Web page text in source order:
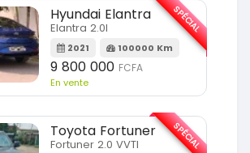
Hyundai Elantra
Elantra 2.0l
2021 100000 Km
9 800 000 FCFA
En vente
SPÉCIAL
Toyota Fortuner
Fortuner 2.0 VVTI SPÉCIAL